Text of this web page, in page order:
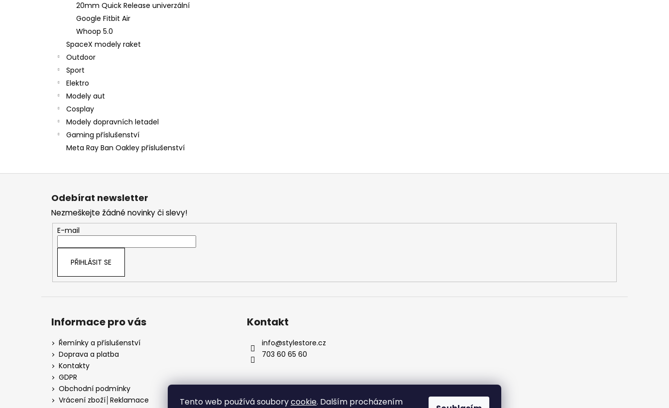
Tento web používá souborycookie. Dalším procházením
20mm Quick Release univerzální
Google Fitbit Air
Whoop 5.0
SpaceX modely raket
Outdoor
Sport
Elektro
Modely aut
Cosplay
Modely dopravních letadel
Gaming příslušenství
Meta Ray Ban Oakley příslušenství
Z
Odebírat newsletter
Nezmeškejte žádné novinky či slevy!
E-mail
PŘIHLÁSIT SE
Informace pro vás
Řemínky a příslušenství
Doprava a platba
Kontakty
GDPR
Obchodní podmínky
Vrácení zboží│Reklamace
Kontakt
info@stylestore.cz
703 60 65 60